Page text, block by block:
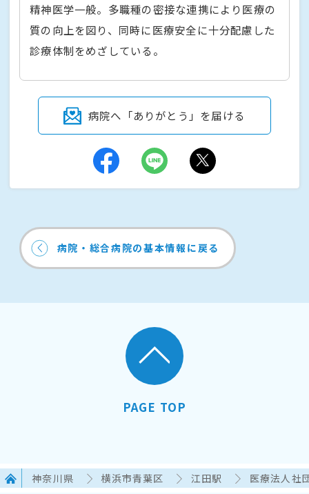
精神医学一般。多職種の密接な連携により医療の
質の向上を図り、同時に医療安全に十分配慮した
診療体制をめざしている。
病院へ「ありがとう」を届ける
病院・総合病院の基本情報に戻る
PAGE TOP
神奈川県 横浜市青葉区 江田駅 医療法人社